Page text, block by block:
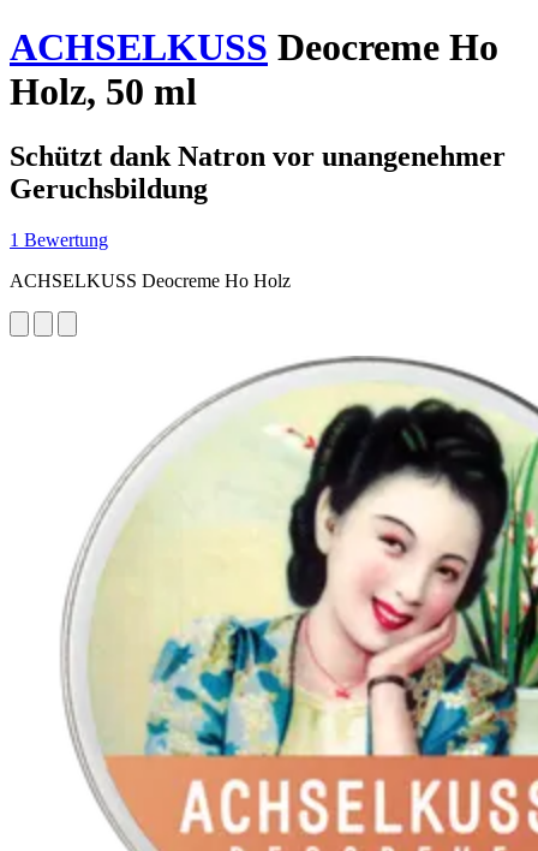
ACHSELKUSS Deocreme Ho
Holz, 50 ml
Schützt dank Natron vor unangenehmer
Geruchsbildung
1 Bewertung
ACHSELKUSS Deocreme Ho Holz